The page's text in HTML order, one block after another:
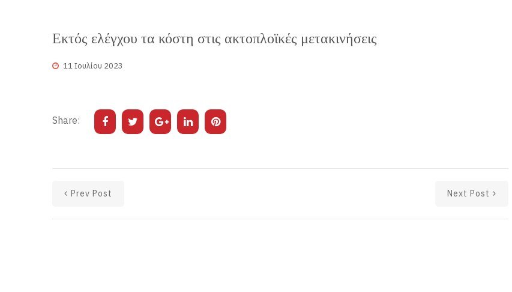
Εκτός ελέγχου τα κόστη στις ακτοπλοϊκές μετακινήσεις
11 Ιουλίου 2023
Share:
Prev Post Next Post